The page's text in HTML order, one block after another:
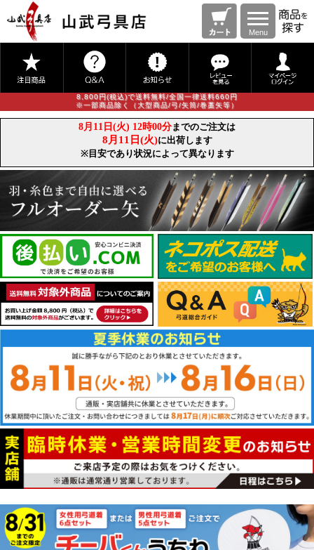
Menu
8,800円(税込)で送料無料/全国一律送料660円
※一部商品除く（大型商品/弓/矢筒/巻藁矢等）